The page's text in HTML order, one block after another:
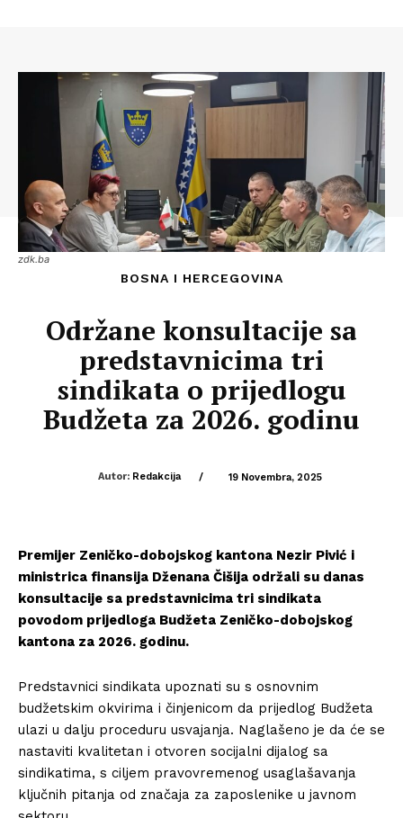
zdk.ba
BOSNA I HERCEGOVINA
Održane konsultacije sa
predstavnicima tri
sindikata o prijedlogu
Budžeta za 2026. godinu
Autor: Redakcija / 19 Novembra, 2025
Premijer Zeničko-dobojskog kantona Nezir Pivić i
ministrica finansija Dženana Čišija održali su danas
konsultacije sa predstavnicima tri sindikata
povodom prijedloga Budžeta Zeničko-dobojskog
kantona za 2026. godinu.
Predstavnici sindikata upoznati su s osnovnim
budžetskim okvirima i činjenicom da prijedlog Budžeta
ulazi u dalju proceduru usvajanja. Naglašeno je da će se
nastaviti kvalitetan i otvoren socijalni dijalog sa
sindikatima, s ciljem pravovremenog usaglašavanja
ključnih pitanja od značaja za zaposlenike u javnom